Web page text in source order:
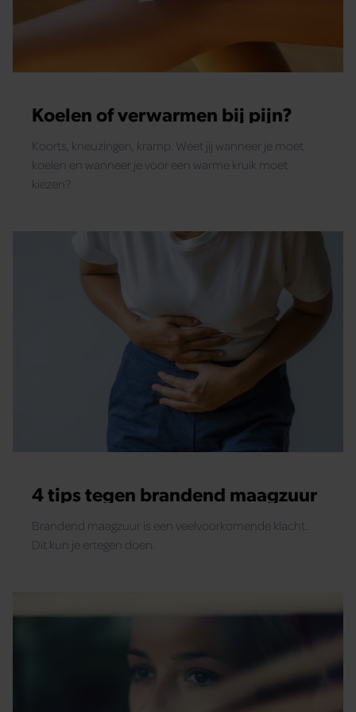
Koelen of verwarmen bij pijn?
Koorts, kneuzingen, kramp. Weet jij wanneer je moet
koelen en wanneer je voor een warme kruik moet
kiezen?
4 tips tegen brandend maagzuur
Brandend maagzuur is een veelvoorkomende klacht.
Dit kun je ertegen doen.